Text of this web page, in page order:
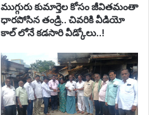
ముగ్గురు కుమార్తెల కోసం జీవితమంతా
ధారపోసిన తండ్రి.. చివరికి వీడియో
కాల్ లోనే కడసారి వీడ్కోలు..!